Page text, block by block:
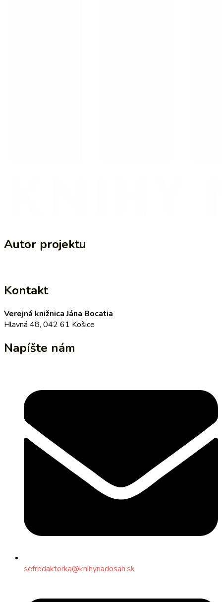
Autor projektu
Kontakt
Verejná knižnica Jána Bocatia
Hlavná 48, 042 61 Košice
Napíšte nám
sefredaktorka@knihynadosah.sk